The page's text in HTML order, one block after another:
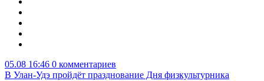
05.08 16:46 0 комментариев
В Улан-Удэ пройдёт празднование Дня физкультурника